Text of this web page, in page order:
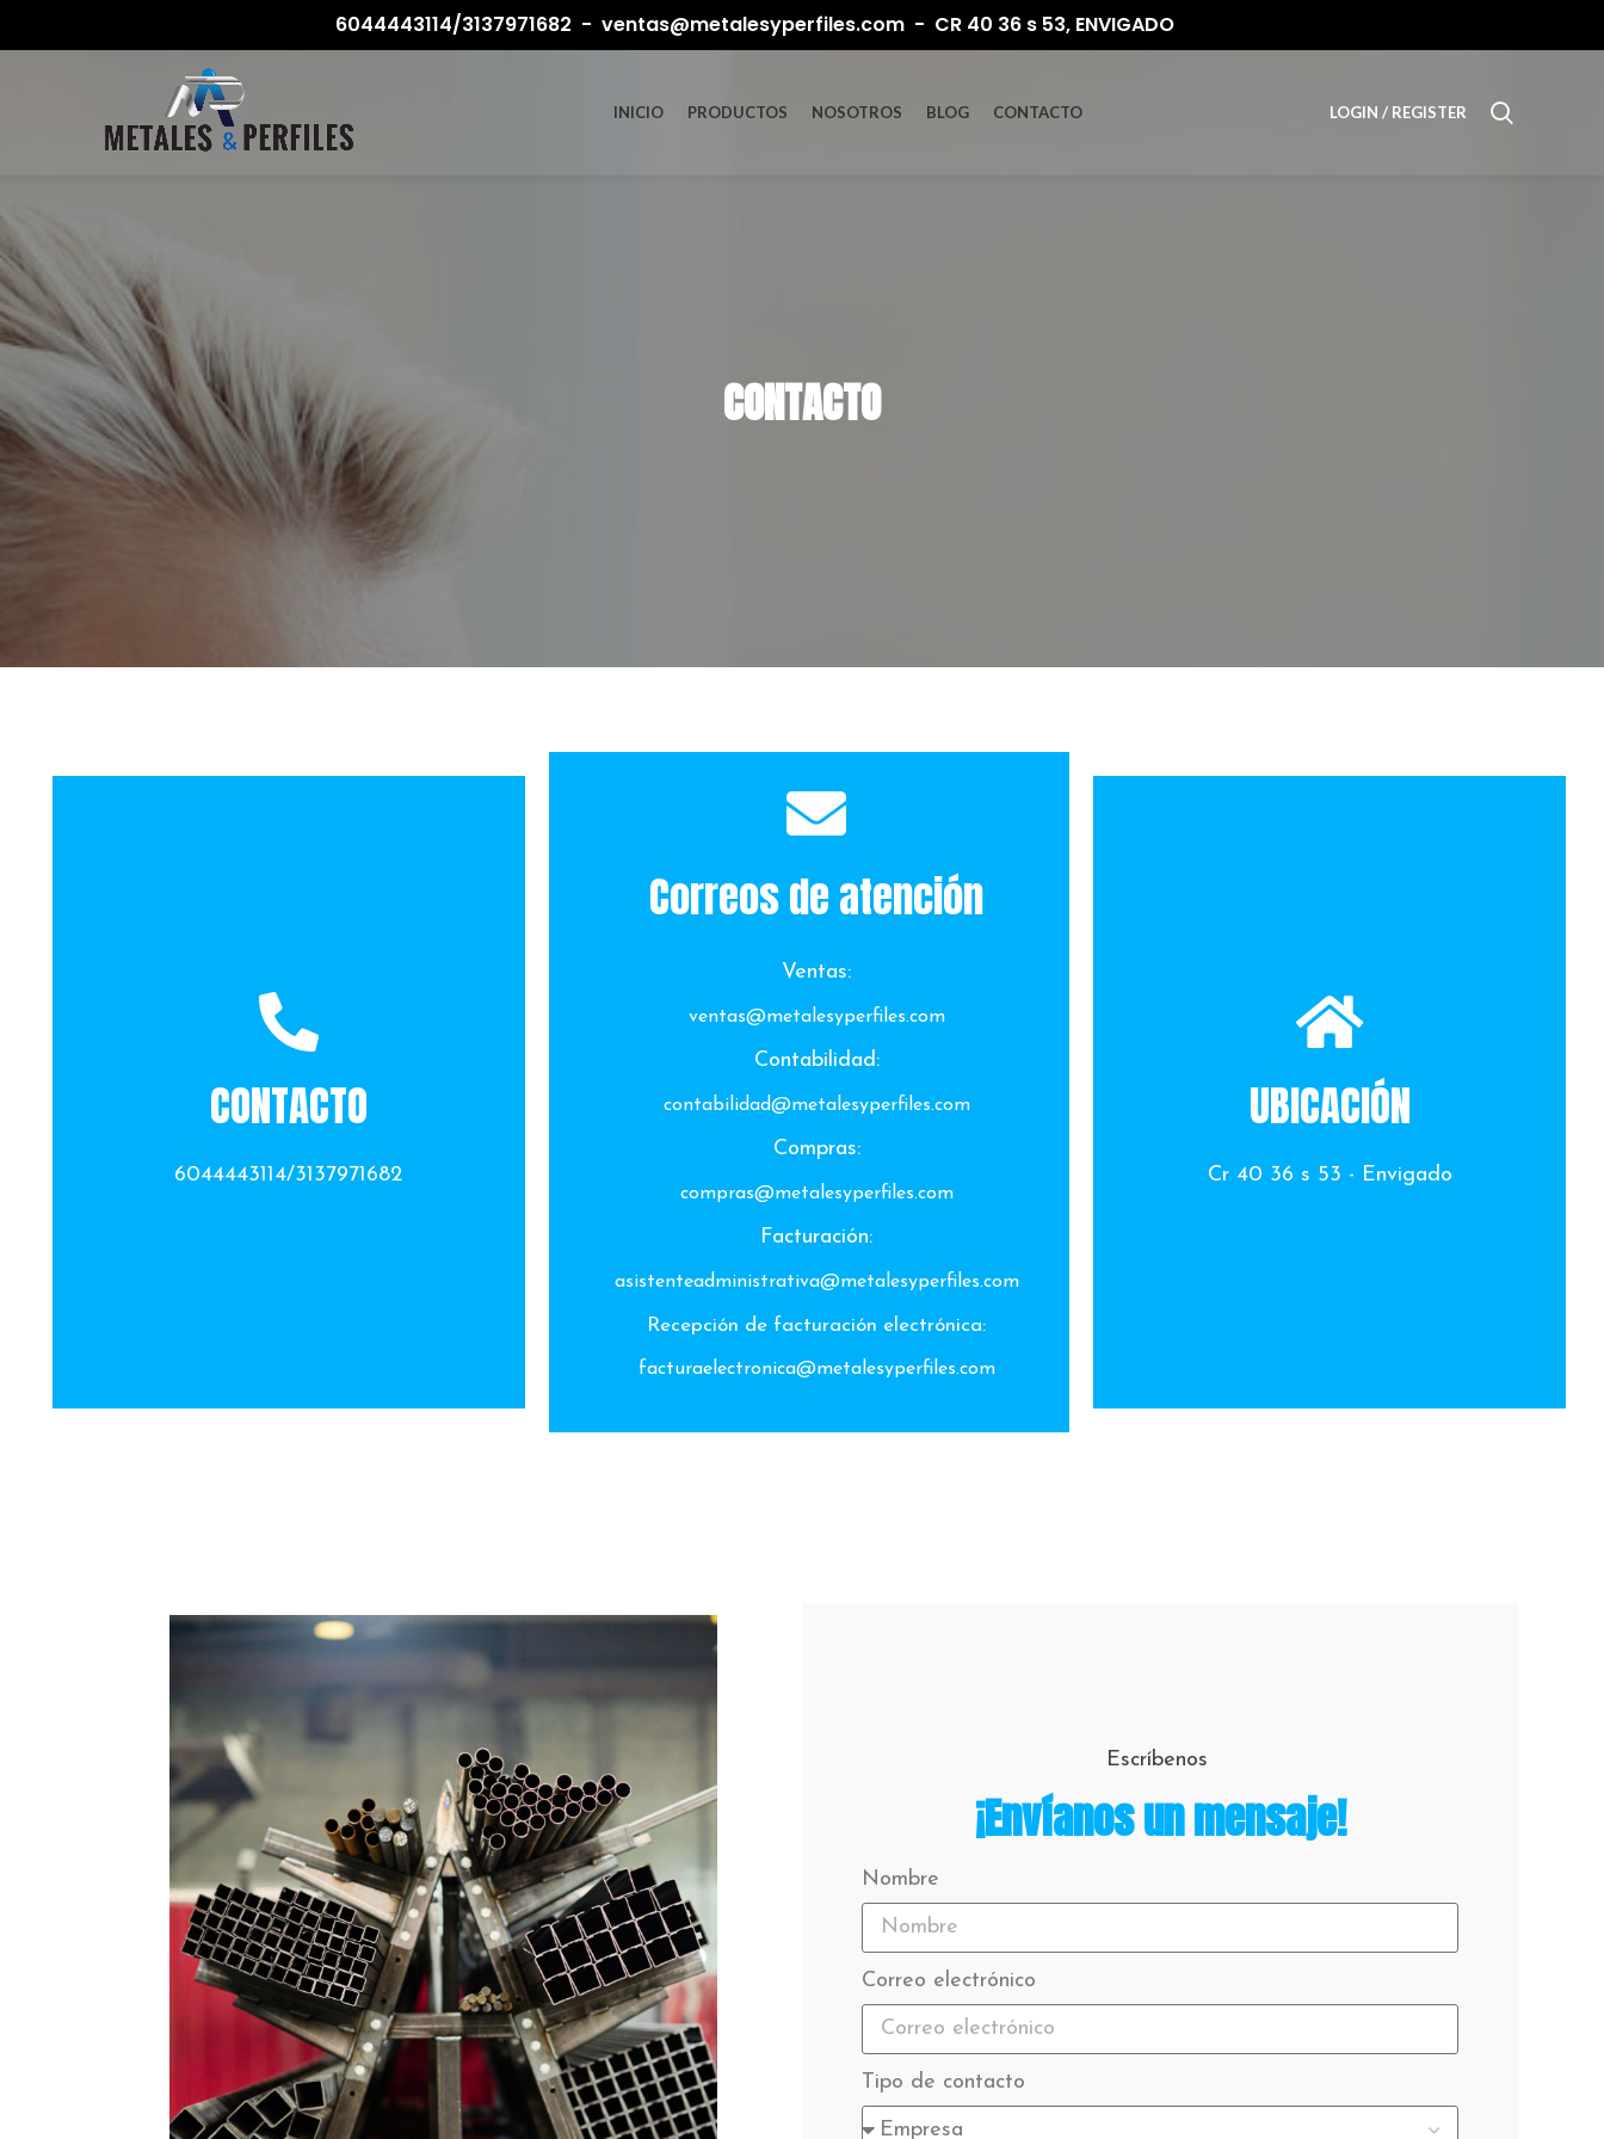
6044443114/3137971682 - ventas@metalesyperfiles.com - CR 40 36 s 53, ENVIGADO
INICIO PRODUCTOS NOSOTROS BLOG CONTACTO LOGIN / REGISTER
CONTACTO
CONTACTO
6044443114/3137971682
Correos de atención
Ventas:
ventas@metalesyperfiles.com
Contabilidad:
contabilidad@metalesyperfiles.com
Compras:
compras@metalesyperfiles.com
Facturación:
asistenteadministrativa@metalesyperfiles.com
Recepción de facturación electrónica:
facturaelectronica@metalesyperfiles.com
UBICACIÓN
Cr 40 36 s 53 - Envigado
Escríbenos
¡Envíanos un mensaje!
Nombre
Correo electrónico
Tipo de contacto